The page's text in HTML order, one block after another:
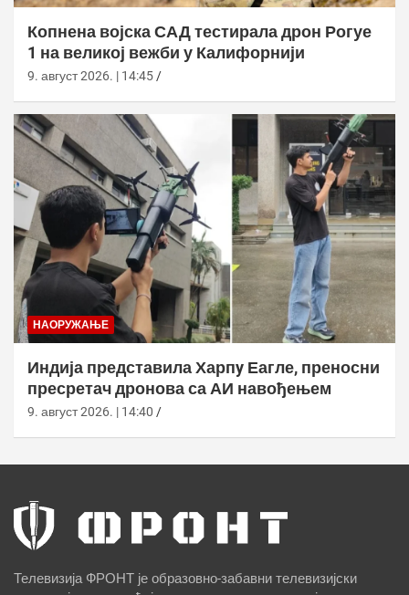
Копнена војска САД тестирала дрон Рогуе
1 на великој вежби у Калифорнији
9. август 2026. | 14:45
НАОРУЖАЊЕ
Индија представила Харпy Еагле, преносни
пресретач дронова са АИ навођењем
9. август 2026. | 14:40
Телевизија ФРОНТ је образовно-забавни телевизијски